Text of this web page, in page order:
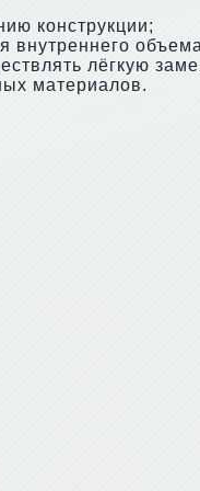
конструкции;
внутреннего
лёгкую
материалов.